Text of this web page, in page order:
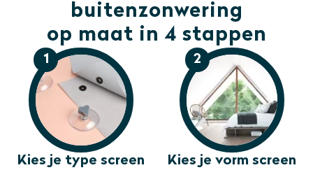
buitenzonwering
op maat in 4 stappen
1
Kies je type screen
2
Kies je vorm screen